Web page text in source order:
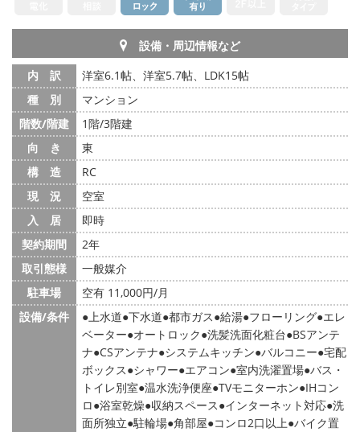
設備・周辺情報など
内 訳
洋室6.1帖、洋室5.7帖、LDK15帖
種 別
マンション
階数/階建
1階/3階建
向 き
東
構 造
RC
現 況
空室
入 居
即時
契約期間
2年
取引態様
一般媒介
駐車場
空有 11,000円/月
設備/条件
上水道 下水道 都市ガス 給湯 フローリング エレ
ベーター オートロック 洗髪洗面化粧台 BSアンテ
ナ CSアンテナ システムキッチン バルコニー 宅配
ボックス シャワー エアコン 室内洗濯置場 バス・
トイレ別室 温水洗浄便座 TVモニターホン IHコン
ロ 浴室乾燥 収納スペース インターネット対応 洗
面所独立 駐輪場 角部屋 コンロ2口以上 バイク置